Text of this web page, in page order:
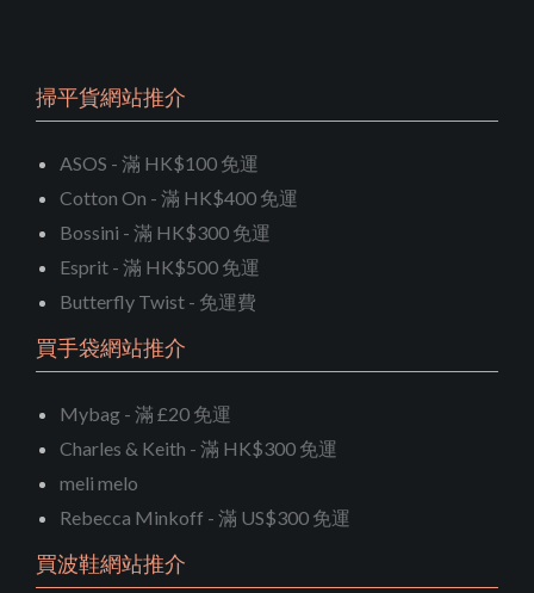
掃平貨網站推介
ASOS - 滿 HK$100 免運
Cotton On - 滿 HK$400 免運
Bossini - 滿 HK$300 免運
Esprit - 滿 HK$500 免運
Butterfly Twist - 免運費
買手袋網站推介
Mybag - 滿 £20 免運
Charles & Keith - 滿 HK$300 免運
meli melo
Rebecca Minkoff - 滿 US$300 免運
買波鞋網站推介